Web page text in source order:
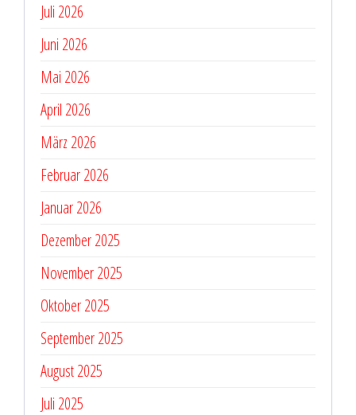
Juli 2026
Juni 2026
Mai 2026
April 2026
März 2026
Februar 2026
Januar 2026
Dezember 2025
November 2025
Oktober 2025
September 2025
August 2025
Juli 2025